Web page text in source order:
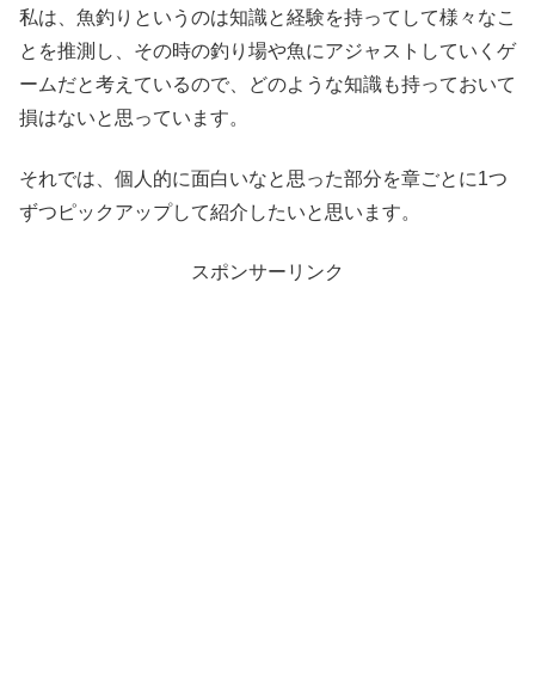
私は、魚釣りというのは知識と経験を持ってして様々なこ
とを推測し、その時の釣り場や魚にアジャストしていくゲ
ームだと考えているので、どのような知識も持っておいて
損はないと思っています。
それでは、個人的に面白いなと思った部分を章ごとに1つ
ずつピックアップして紹介したいと思います。
スポンサーリンク